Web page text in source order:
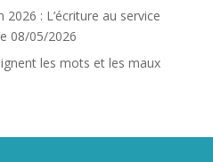
2026 : L’écriture au service
08/05/2026
les mots et les maux